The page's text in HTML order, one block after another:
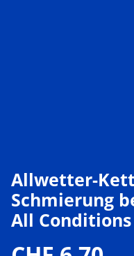
Allwetter-
Schmierung
All